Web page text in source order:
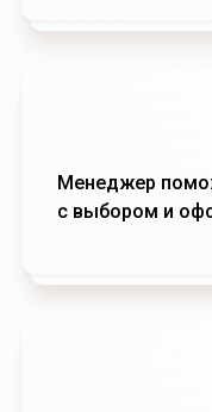
Менеджер
с выбором и